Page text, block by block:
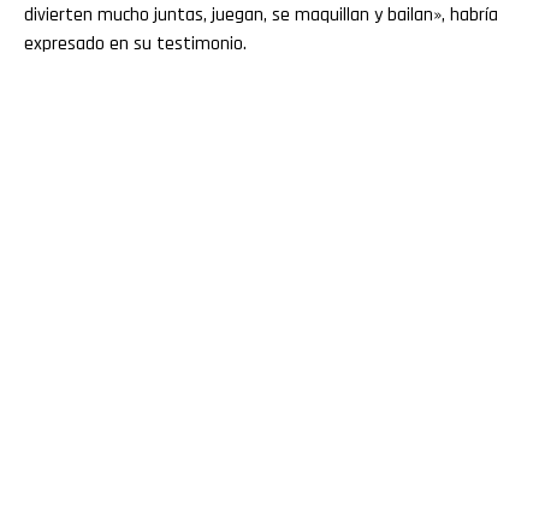
divierten mucho juntas, juegan, se maquillan y bailan», habría
expresado en su testimonio.